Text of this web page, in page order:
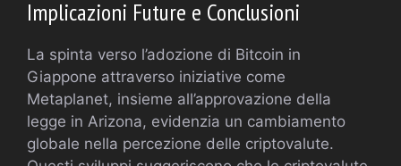
Implicazioni Future e Conclusioni
La spinta verso l’adozione di Bitcoin in
Giappone attraverso iniziative come
Metaplanet, insieme all’approvazione della
legge in Arizona, evidenzia un cambiamento
globale nella percezione delle criptovalute.